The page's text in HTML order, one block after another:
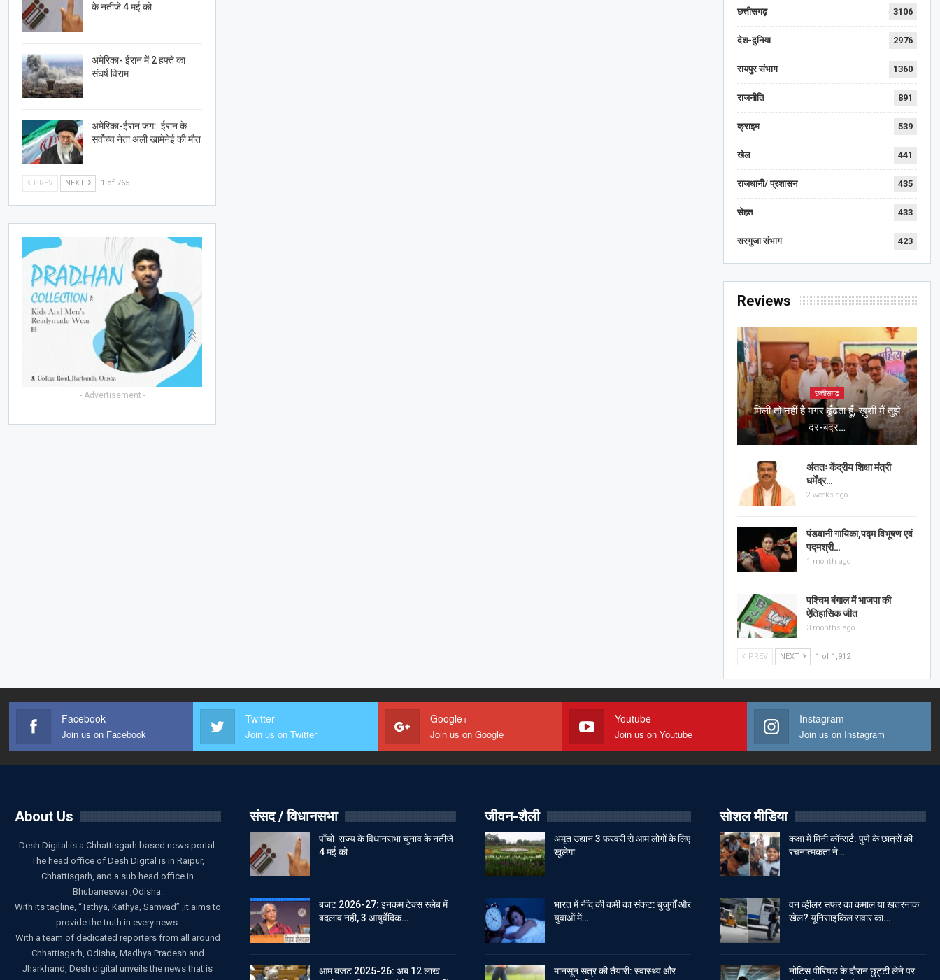
छत्तीसगढ़ 3106
देश-दुनिया 2976
रायपुर संभाग 1360
राजनीति 891
क्राइम 539
खेल 441
राजधानी/ प्रशासन 435
सेहत 433
सरगुजा संभाग 423
Reviews
छत्तीसगढ़
मिली तो नहीं है मगर ढूँढता हूँ, ख़ुशी मैं तुझे
दर-बदर…
अंततः केंद्रीय शिक्षा मंत्री
धर्मेंद्र…
2 weeks ago
पंडवानी गायिका,पद्म विभूषण एवं
पद्मश्री…
1 month ago
पश्चिम बंगाल में भाजपा की
ऐतिहासिक जीत
3 months ago
PREV NEXT 1 of 1,912
के नतीजे 4 मई को
अमेरिका- ईरान में 2 हफ्ते का
संघर्ष विराम
अमेरिका-ईरान जंग: ईरान के
सर्वोच्च नेता अली खामेनेई की मौत
PREV NEXT 1 of 765
- Advertisement -
Facebook
Join us on Facebook
Twitter
Join us on Twitter
Google+
Join us on Google
Youtube
Join us on Youtube
Instagram
Join us on Instagram
About Us
Desh Digital is a Chhattisgarh based news portal.
The head office of Desh Digital is in Raipur,
Chhattisgarh, and a sub head office in
Bhubaneswar ,Odisha.
With its tagline, “Tathya, Kathya, Samvad” ,it aims to
provide the truth in every news.
With a team of dedicated reporters from all around
Chhattisgarh, Odisha, Madhya Pradesh and
Jharkhand, Desh digital unveils the news that is
संसद / विधानसभा
पाँचों राज्य के विधानसभा चुनाव के नतीजे
4 मई को
बजट 2026-27: इनकम टेक्स स्लेब में
बदलाव नहीं, 3 आयुर्वेदिक…
आम बजट 2025-26: अब 12 लाख
जीवन-शैली
अमृत उद्यान 3 फरवरी से आम लोगों के लिए
खुलेगा
भारत में नींद की कमी का संकट: बुजुर्गों और
युवाओं में…
मानसून सत्र की तैयारी: स्वास्थ्य और
सोशल मीडिया
कक्षा में मिनी कॉन्सर्ट: पुणे के छात्रों की
रचनात्मकता ने…
वन व्हीलर सफर का कमाल या खतरनाक
खेल? यूनिसाइकिल सवार का…
नोटिस पीरियड के दौरान छुट्टी लेने पर